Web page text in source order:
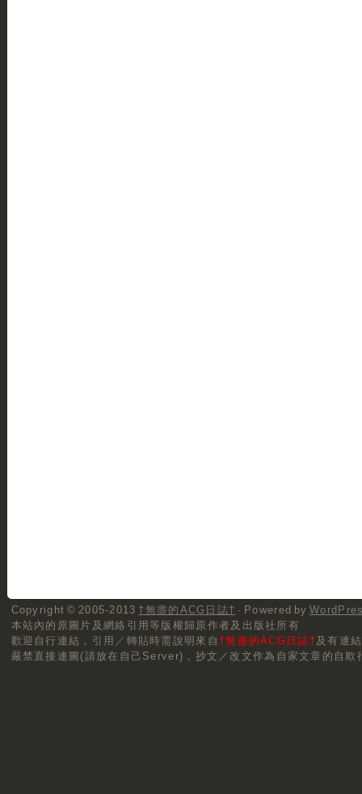
Copyright © 2005-2013 †無盡的ACG日誌† · Powered by
本站內的原圖片及網絡引用等版權歸原作者及出版社所有
歡迎自行連結， 引用／轉貼時需說明來自 †無盡的ACG日誌†及有連
嚴禁直接連圖(請放在自己Server)，抄文／改文作為自家文章的自欺